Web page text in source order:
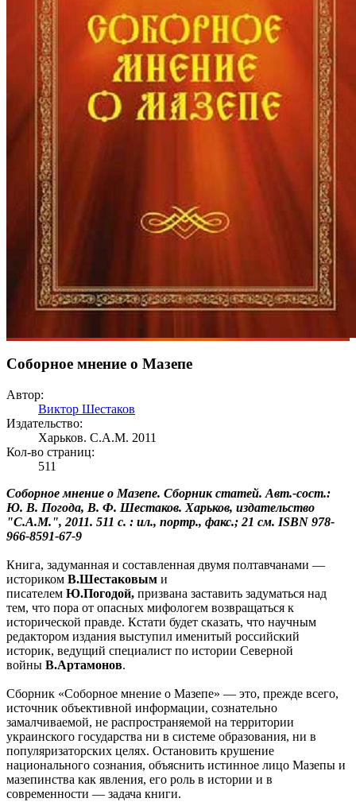
Соборное мнение о Мазепе
Автор:
Виктор Шестаков
Издательство:
Харьков. С.А.М. 2011
Кол-во страниц:
511
Соборное мнение о Мазепе. Сборник статей. Авт.-сост.:
Ю. В. Погода, В. Ф. Шестаков. Харьков, издательство
"С.А.М.", 2011. 511 с. : ил., портр., факс.; 21 см. ISBN 978-
966-8591-67-9
Книга, задуманная и составленная двумя полтавчанами —
историком В.Шестаковым и
писателем Ю.Погодой, призвана заставить задуматься над
тем, что пора от опасных мифологем возвращаться к
исторической правде. Кстати будет сказать, что научным
редактором издания выступил именитый российский
историк, ведущий специалист по истории Северной
войны В.Артамонов.
Сборник «Соборное мнение о Мазепе» — это, прежде всего,
источник объективной информации, сознательно
замалчиваемой, не распространяемой на территории
украинского государства ни в системе образования, ни в
популяризаторских целях. Остановить крушение
национального сознания, объяснить истинное лицо Мазепы и
мазепинства как явления, его роль в истории и в
современности — задача книги.